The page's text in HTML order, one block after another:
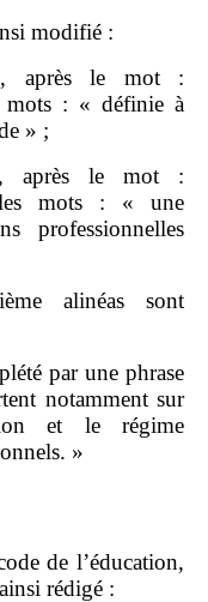
modifié :
après le mot :
mots : « définie à
» ;
après le mot :
mots : « une
professionnelles
alinéas sont
par une phrase
notamment sur
et le régime
»
de l’éducation,
rédigé :